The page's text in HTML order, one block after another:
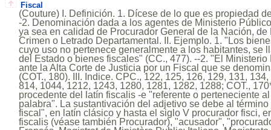
Fiscal
(Couture) I. Definición. 1. Dícese de lo que es propiedad
-2. Denominación dada a los agentes de Ministerio
ya sea en calidad de Procurador General de la Nación,
Crimen o Letrado Departamental. II. Ejemplo. 1. "Los
cuyo uso no pertenece generalmente a los habitantes, se
del Estado o bienes fiscales" (CC., 477). --2. "El
ante la Alta Corte de Justicia por un Fiscal que se
(COT., 180). III. Indice. CPC., 122, 125, 126, 129, 131,
814, 1044, 1212, 1243, 1280, 1281, 1282, 1288; COT.,
procedente del latín fiscalis -e "referente o perteneciente
palabra". La sustantivación del adjetivo se debe al
fiscal", en latín clásico y hasta el siglo V procurador fisci,
fiscalis (véase también Procurador), "acusador",